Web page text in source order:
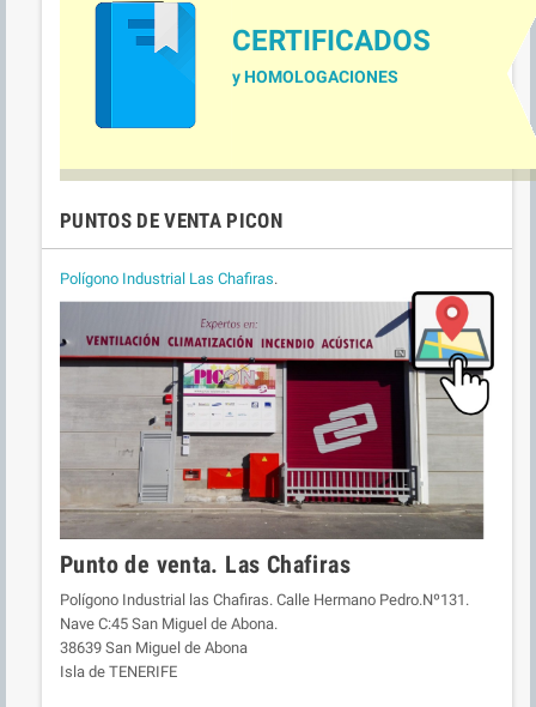
CERTIFICADOS
y HOMOLOGACIONES
PUNTOS DE VENTA PICON
Polígono Industrial Las Chafiras.
Punto de venta. Las Chafiras
Polígono Industrial las Chafiras. Calle Hermano Pedro.Nº131.
Nave C:45 San Miguel de Abona.
38639 San Miguel de Abona
Isla de TENERIFE